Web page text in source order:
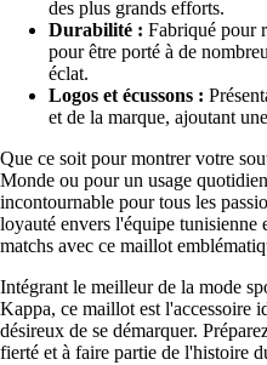
des plus grands efforts.
Durabilité : Fabriqué pour
pour être porté à de
éclat.
Logos et écussons :
et de la marque, ajoutant
Que ce soit pour montrer votre
Monde ou pour un usage
incontournable pour tous les
loyauté envers l'équipe tunisienne
matchs avec ce maillot
Intégrant le meilleur de la mode
Kappa, ce maillot est l'accessoire
désireux de se démarquer.
fierté et à faire partie de l'histoire